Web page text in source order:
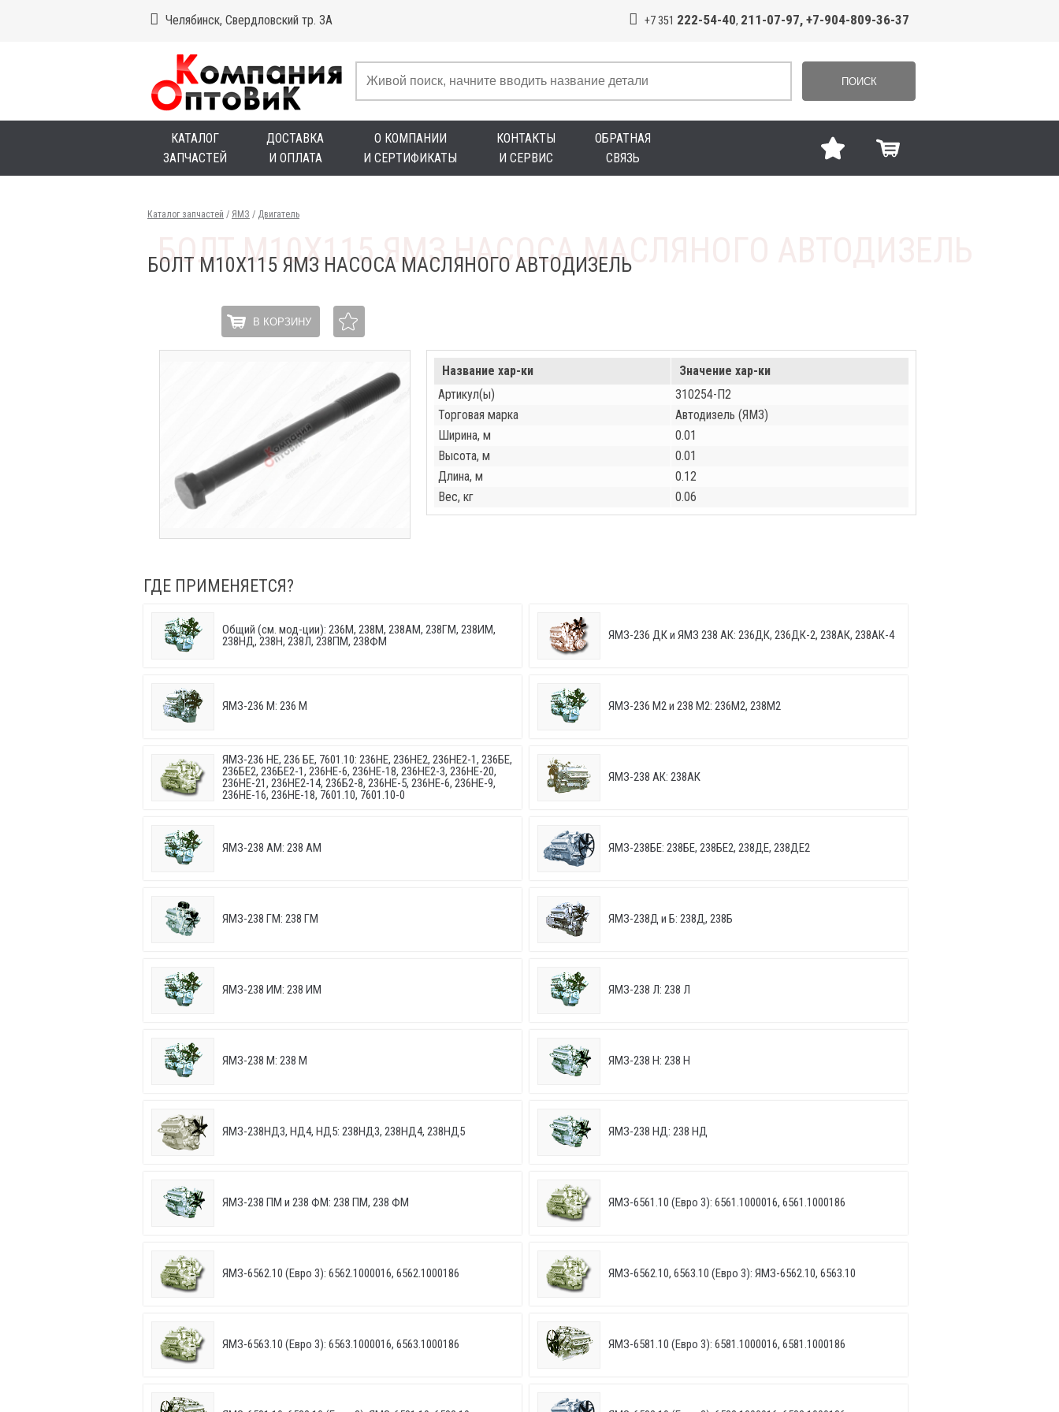
Челябинск, Свердловский тр. 3А +7 351 222-54-40, 211-07-97, +7-904-809-36-37
ПОИСК
КАТАЛОГ
ЗАПЧАСТЕЙ
ДОСТАВКА
И ОПЛАТА
О КОМПАНИИ
И СЕРТИФИКАТЫ
КОНТАКТЫ
И СЕРВИС
ОБРАТНАЯ
СВЯЗЬ
Каталог запчастей / ЯМЗ / Двигатель
БОЛТ М10Х115 ЯМЗ НАСОСА МАСЛЯНОГО АВТОДИЗЕЛЬ
В КОРЗИНУ
Название хар-ки
Значение хар-ки
Артикул(ы)
310254-П2
Торговая марка
Автодизель (ЯМЗ)
Ширина, м
0.01
Высота, м
0.01
Длина, м
0.12
Вес, кг
0.06
ГДЕ ПРИМЕНЯЕТСЯ?
Общий (см. мод-ции): 236М, 238М, 238АМ, 238ГМ, 238ИМ,
238НД, 238Н, 238Л, 238ПМ, 238ФМ
ЯМЗ-236 ДК и ЯМЗ 238 АК: 236ДК, 236ДК-2, 238АК, 238АК-4
ЯМЗ-236 М: 236 М ЯМЗ-236 М2 и 238 М2: 236М2, 238М2
ЯМЗ-236 НЕ, 236 БЕ, 7601.10: 236НЕ, 236НЕ2, 236НЕ2-1, 236БЕ,
236БЕ2, 236БЕ2-1, 236НЕ-6, 236НЕ-18, 236НЕ2-3, 236НЕ-20,
236НЕ-21, 236НЕ2-14, 236Б2-8, 236НЕ-5, 236НЕ-6, 236НЕ-9,
236НЕ-16, 236НЕ-18, 7601.10, 7601.10-0
ЯМЗ-238 АК: 238АК
ЯМЗ-238 АМ: 238 АМ ЯМЗ-238БЕ: 238БЕ, 238БЕ2, 238ДЕ, 238ДЕ2
ЯМЗ-238 ГМ: 238 ГМ ЯМЗ-238Д и Б: 238Д, 238Б
ЯМЗ-238 ИМ: 238 ИМ ЯМЗ-238 Л: 238 Л
ЯМЗ-238 М: 238 М ЯМЗ-238 Н: 238 Н
ЯМЗ-238НД3, НД4, НД5: 238НД3, 238НД4, 238НД5 ЯМЗ-238 НД: 238 НД
ЯМЗ-238 ПМ и 238 ФМ: 238 ПМ, 238 ФМ ЯМЗ-6561.10 (Евро 3): 6561.1000016, 6561.1000186
ЯМЗ-6562.10 (Евро 3): 6562.1000016, 6562.1000186 ЯМЗ-6562.10, 6563.10 (Евро 3): ЯМЗ-6562.10, 6563.10
ЯМЗ-6563.10 (Евро 3): 6563.1000016, 6563.1000186 ЯМЗ-6581.10 (Евро 3): 6581.1000016, 6581.1000186